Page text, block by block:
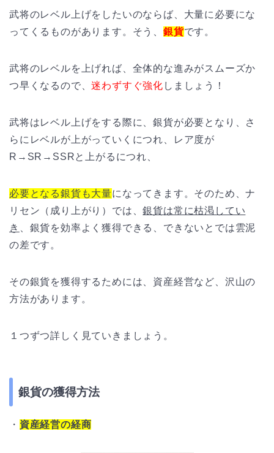
武将のレベル上げをしたいのならば、大量に必要にな
ってくるものがあります。そう、銀貨です。
武将のレベルを上げれば、全体的な進みがスムーズか
つ早くなるので、迷わずすぐ強化 しましょう！
武将はレベル上げをする際に、銀貨が必要となり、さ
らにレベルが上がっていくにつれ、レア度が
R→SR→SSRと上がるにつれ、
必要となる銀貨も大量になってきます。そのため、ナ
リセン（成り上がり）では、銀貨は常に枯渇してい
き
、銀貨を効率よく獲得できる、できないとでは雲泥
の差です。
その銀貨を獲得するためには、資産経営など、沢山の
方法があります。
１つずつ詳しく見ていきましょう。
銀貨の獲得方法
・ 資産経営の経商